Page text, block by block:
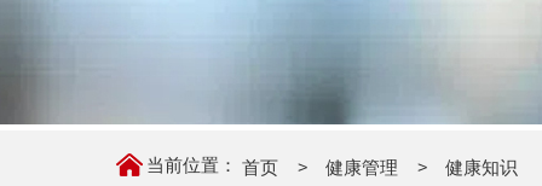
当前位置： 首页 健康管理 健康知识